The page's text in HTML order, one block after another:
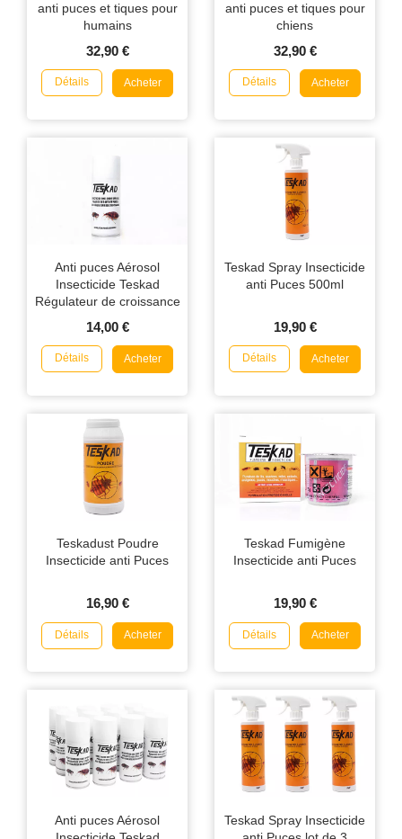
anti puces et tiques pour
humains
32,90 €
Détails Acheter
anti puces et tiques pour
chiens
32,90 €
Détails Acheter
Anti puces Aérosol
Insecticide Teskad
Régulateur de croissance
14,00 €
Détails Acheter
Teskad Spray Insecticide
anti Puces 500ml
19,90 €
Détails Acheter
Teskadust Poudre
Insecticide anti Puces
16,90 €
Détails Acheter
Teskad Fumigène
Insecticide anti Puces
19,90 €
Détails Acheter
Anti puces Aérosol
Teskad Spray Insecticide